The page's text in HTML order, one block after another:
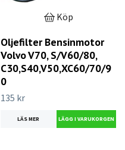
Köp
Oljefilter Bensinmotor
Volvo V70, S/V60/80,
C30,S40,V50,XC60/70/9
0
135 kr
LÄS MER